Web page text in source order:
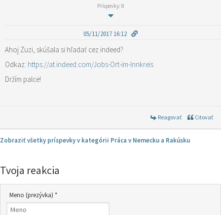
Príspevky: 8
05/11/2017 16:12
Ahoj Zuzi, skúšala si hľadať cez indeed?
Odkaz: https://at.indeed.com/Jobs-Ort-im-Innkreis
Držím palce!
Reagovať Citovať
Zobraziť všetky príspevky v kategórii Práca v Nemecku a Rakúsku
Tvoja reakcia
Meno (prezývka) *